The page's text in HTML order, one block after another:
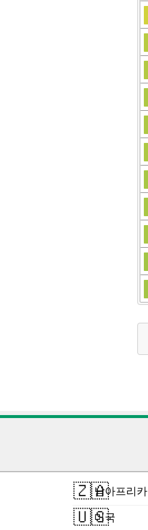
🇿🇦남아프리카
🇺🇸
미국